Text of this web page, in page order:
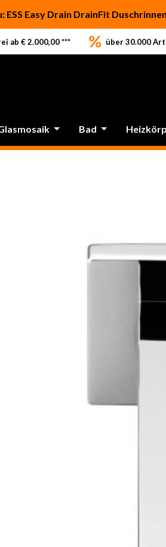
ESS Easy Drain DrainFit
ab € 2.000,00 *** über 30.000
Bad